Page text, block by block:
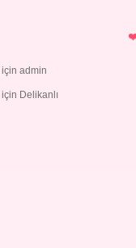
için admin
için Delikanlı